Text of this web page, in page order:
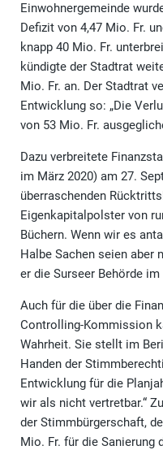
Einwohnergemeinde
Defizit von 4,47 Mio. Fr.
knapp 40 Mio. Fr.
kündigte der Stadtrat
Mio. Fr. an. Der Stadtrat
Entwicklung so: „Die
von 53 Mio. Fr.
Dazu verbreitete
im März 2020) am 27.
überraschenden
Eigenkapitalpolster von
Büchern. Wenn wir es
Halbe Sachen seien aber
er die Surseer Behörde im
Auch für die über die
Controlling-Kommission
Wahrheit. Sie stellt im
Handen der
Entwicklung für die
wir als nicht vertretbar.“
der Stimmbürgerschaft,
Mio. Fr. für die Sanierung